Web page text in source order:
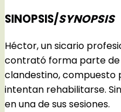
SINOPSIS/SYNOPSIS
Héctor, un sicario
contrató forma parte
clandestino, compuesto
intentan rehabilitarse.
en una de sus sesiones.